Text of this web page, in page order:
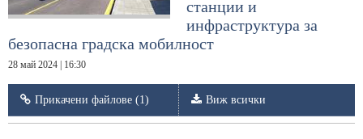
станции и
инфраструктура за
безопасна градска мобилност
28 май 2024 | 16:30
Прикачени файлове (1) Виж всички